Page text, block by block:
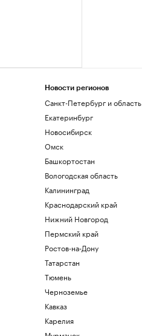
Новости регионов
Санкт-Петербург и область
Екатеринбург
Новосибирск
Омск
Башкортостан
Вологодская область
Калининград
Краснодарский край
Нижний Новгород
Пермский край
Ростов-на-Дону
Татарстан
Тюмень
Черноземье
Кавказ
Карелия